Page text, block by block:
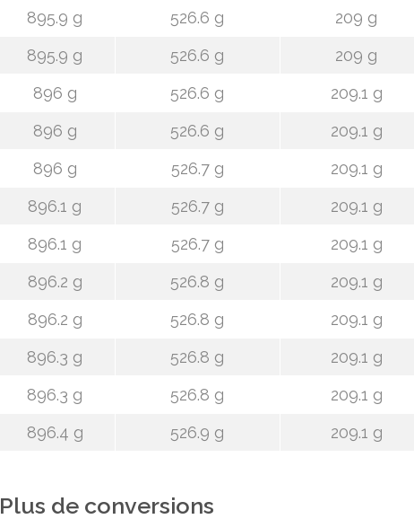
895.9 g 526.6 g
209 g
895.9 g 526.6 g
209 g
896 g 526.6 g
209.1 g
896 g 526.6 g
209.1 g
896 g 526.7 g
209.1 g
896.1 g 526.7 g
209.1 g
896.1 g 526.7 g
209.1 g
896.2 g 526.8 g
209.1 g
896.2 g 526.8 g
209.1 g
896.3 g 526.8 g
209.1 g
896.3 g 526.8 g
209.1 g
896.4 g 526.9 g 209.1 g
Plus de conversions